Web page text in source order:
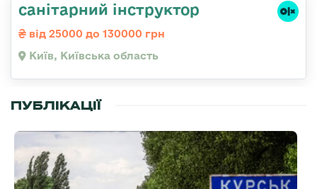
санітарний інструктор
від 25000 до 130000 грн
Київ, Київська область
ПУБЛІКАЦІЇ